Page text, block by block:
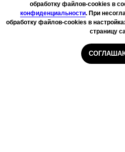
Курьеры
обработку файлов-cookies в
конфиденциальности. При
обработку файлов-cookies в
страницу